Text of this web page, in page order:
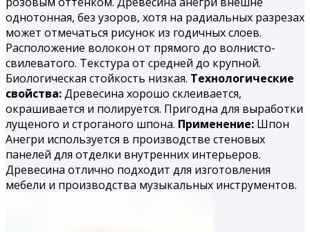
однотонная, без узоров, хотя на радиальных разрезах
может отмечаться рисунок из годичных слоев.
Расположение волокон от прямого до волнисто-
свилеватого. Текстура от средней до крупной.
Биологическая стойкость низкая. Технологические
свойства:Древесина хорошо склеивается,
окрашивается и полируется. При­годна для выработки
лущеного и строганого шпона. Применение: Шпон
Анегри используется в производстве стеновых
панелей для отделки внутренних интерьеров.
Древесина отлично подходит для изготовления
мебели и производства музыкальных инструментов.